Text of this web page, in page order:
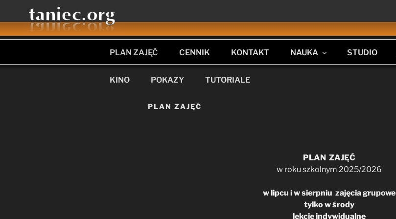
treści
PLAN ZAJĘĆ CENNIK KONTAKT NAUKA STUDIO
KINO POKAZY TUTORIALE
PLAN ZAJĘĆ
PLAN ZAJĘĆ
w roku szkolnym 2025/2026
w lipcu i w sierpniu zajęcia grupowe
tylko w środy
lekcje indywidualne